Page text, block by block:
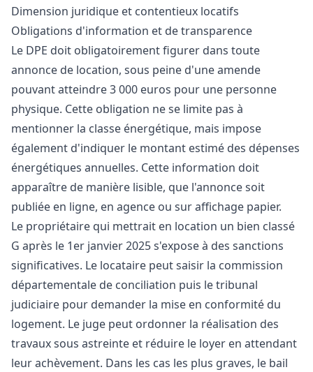
Dimension juridique et contentieux locatifs
Obligations d'information et de transparence
Le DPE doit obligatoirement figurer dans toute
annonce de location, sous peine d'une amende
pouvant atteindre 3 000 euros pour une personne
physique. Cette obligation ne se limite pas à
mentionner la classe énergétique, mais impose
également d'indiquer le montant estimé des dépenses
énergétiques annuelles. Cette information doit
apparaître de manière lisible, que l'annonce soit
publiée en ligne, en agence ou sur affichage papier.
Le propriétaire qui mettrait en location un bien classé
G après le 1er janvier 2025 s'expose à des sanctions
significatives. Le locataire peut saisir la commission
départementale de conciliation puis le tribunal
judiciaire pour demander la mise en conformité du
logement. Le juge peut ordonner la réalisation des
travaux sous astreinte et réduire le loyer en attendant
leur achèvement. Dans les cas les plus graves, le bail